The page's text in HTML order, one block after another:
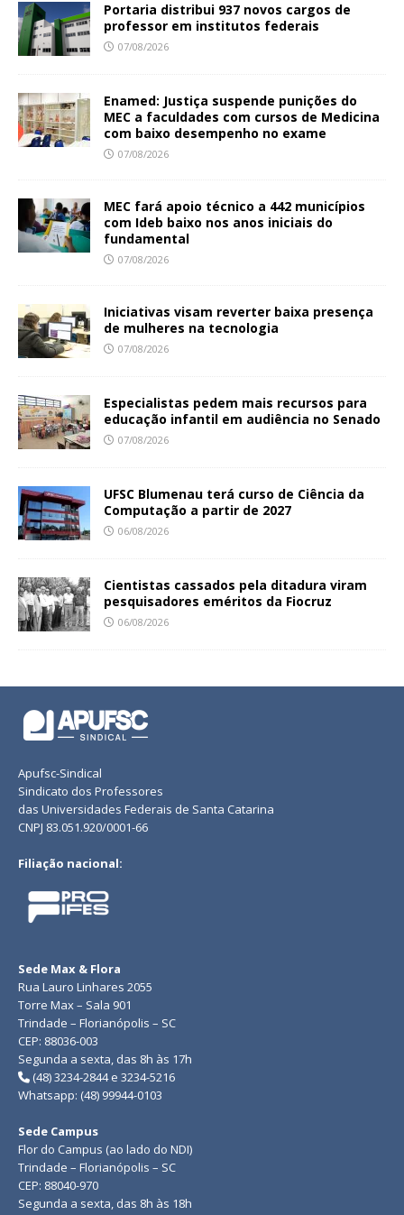
Portaria distribui 937 novos cargos de
professor em institutos federais
07/08/2026
Enamed: Justiça suspende punições do
MEC a faculdades com cursos de Medicina
com baixo desempenho no exame
07/08/2026
MEC fará apoio técnico a 442 municípios
com Ideb baixo nos anos iniciais do
fundamental
07/08/2026
Iniciativas visam reverter baixa presença
de mulheres na tecnologia
07/08/2026
Especialistas pedem mais recursos para
educação infantil em audiência no Senado
07/08/2026
UFSC Blumenau terá curso de Ciência da
Computação a partir de 2027
06/08/2026
Cientistas cassados pela ditadura viram
pesquisadores eméritos da Fiocruz
06/08/2026
Apufsc-Sindical
Sindicato dos Professores
das Universidades Federais de Santa Catarina
CNPJ 83.051.920/0001-66
Filiação nacional:
Sede Max & Flora
Rua Lauro Linhares 2055
Torre Max – Sala 901
Trindade – Florianópolis – SC
CEP: 88036-003
Segunda a sexta, das 8h às 17h
(48) 3234-2844 e 3234-5216
Whatsapp: (48) 99944-0103
Sede Campus
Flor do Campus (ao lado do NDI)
Trindade – Florianópolis – SC
CEP: 88040-970
Segunda a sexta, das 8h às 18h